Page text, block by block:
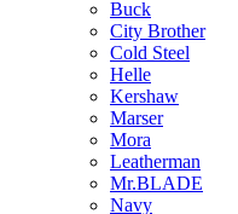
Buck
City Brother
Cold Steel
Helle
Kershaw
Marser
Mora
Leatherman
Mr.BLADE
Navy